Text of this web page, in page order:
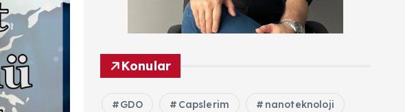
Konular
GDO Capslerim nanoteknoloji